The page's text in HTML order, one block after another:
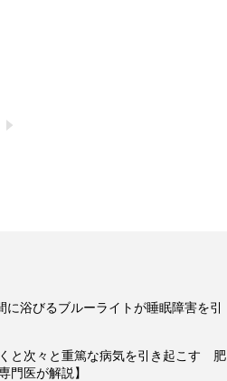
浴びるブルーライトが睡眠障害を引
と次々と重篤な病気を引き起こす 肥
門医が解説】